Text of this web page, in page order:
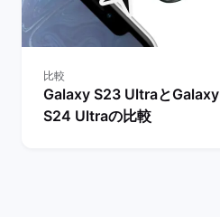
比較
Galaxy S23 UltraとGalaxy
S24 Ultraの比較